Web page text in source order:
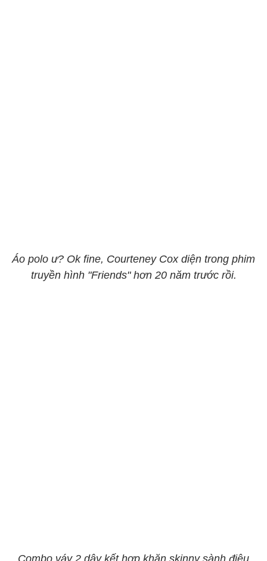
Áo polo ư? Ok fine, Courteney Cox diện trong phim
truyền hình "Friends" hơn 20 năm trước rồi.
Combo váy 2 dây kết hợp khăn skinny sành điệu